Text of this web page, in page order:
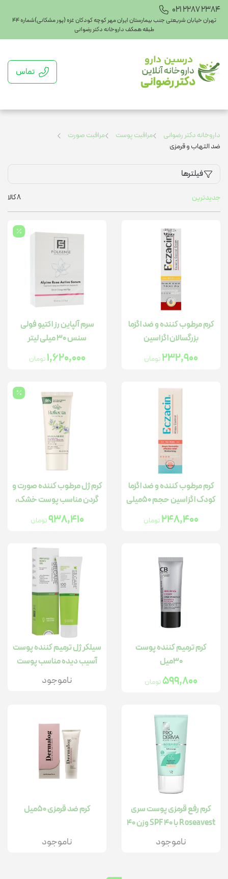
021 2287 2384
تهران خیابان شریعتی جنب بیمارستان ایران مهر کوچه کودکان غزه (پور مشکانی)شماره ۴۴
طبقه همکف داروخانه دکتر رضوانی
تماس
داروخانه دکتر رضوانی مراقبت پوست
مراقبت صورت
ضد التهاب و قرمزی
فیلترها
جدیدترین 8کالا
کرم مرطوب کننده و ضد اگزما
بزرگسالان اگزاسین
232,900تومان
سرم آلپاین رز اکتیو فولی
سنس 30 میلی لیتر
1,620,000تومان
کرم مرطوب کننده و ضد اگزما
کودک اگزاسین حجم ۵۰میلی
لیتر
248,400تومان
کرم ژل مرطوب کننده صورت و
گردن مناسب پوست خشک،
حساس و مستعد به قرمزی
حجم 40 میلی لیتر
938,410تومان
کرم ترمیم کننده پوست
30میل
599,800تومان
سیلکر ژل ترمیم کننده پوست
آسیب دیده مناسب پوست
معمولی و چرب
ناموجود
کرم رفع قرمزی پوست سری
Roseavest با SPF 40 وزن 40
ناموجود
کرم ضد قرمزی 50میل
ناموجود